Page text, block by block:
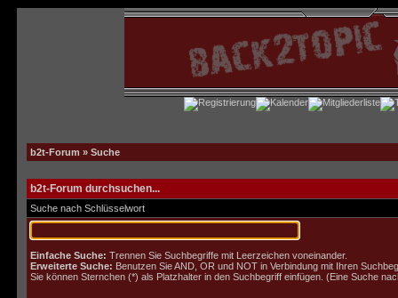
b2t-Forum » Suche
b2t-Forum durchsuchen...
Suche nach Schlüsselwort
Einfache Suche: Trennen Sie Suchbegriffe mit Leerzeichen voneinander.
Erweiterte Suche: Benutzen Sie AND, OR und NOT in Verbindung mit Ihren
Sie können Sternchen (*) als Platzhalter in den Suchbegriff einfügen. (Eine Suche